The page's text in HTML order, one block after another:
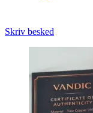
Skriv besked